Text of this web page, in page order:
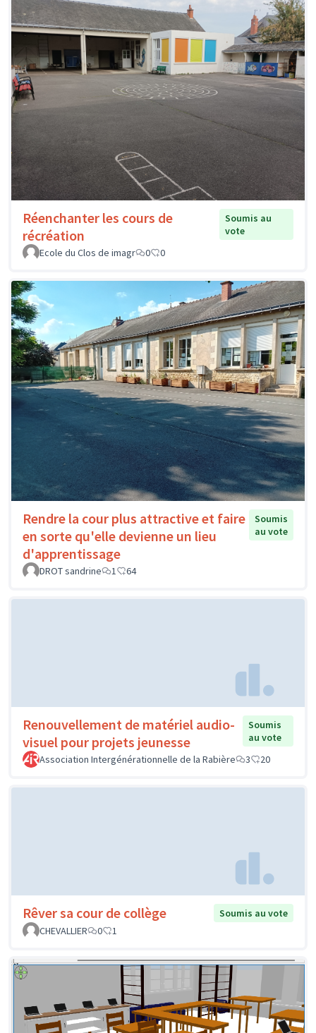
Réenchanter les cours de
récréation
Soumis au
vote
Ecole du Clos de imagr
0 0
Rendre la cour plus attractive et faire
en sorte qu'elle devienne un lieu
d'apprentissage
Soumis
au vote
DROT sandrine 1 64
Renouvellement de matériel audio-
visuel pour projets jeunesse
Soumis
au vote
Association Intergénérationnelle de la Rabière
3 20
Rêver sa cour de collège
Soumis au vote
CHEVALLIER
0 1